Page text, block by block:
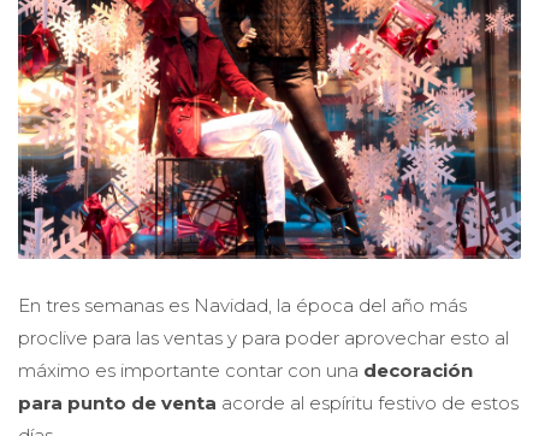
En tres semanas es Navidad, la época del año más
proclive para las ventas y para poder aprovechar esto al
máximo es importante contar con una decoración
para punto de venta acorde al espíritu festivo de estos